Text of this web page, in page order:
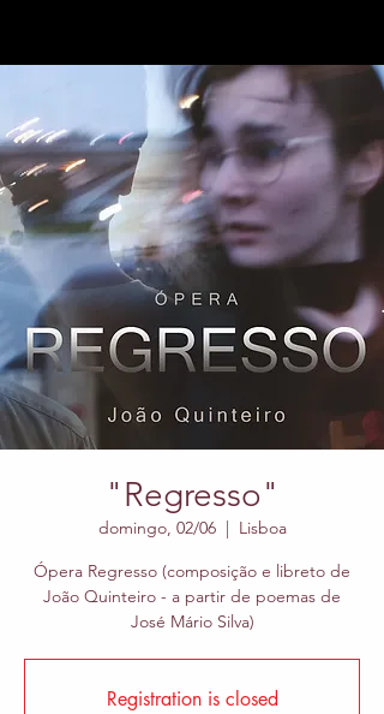
"Regresso"
domingo, 02/06
  |
Lisboa
Ópera Regresso (composição e libreto de
João Quinteiro - a partir de poemas de
José Mário Silva)
Registration is closed